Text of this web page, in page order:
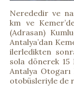
Nerededir ve
km ve
(Adrasan)
Antalya’dan
ilerledikten
sola dönerek 15
Antalya
otobüsleriyle de